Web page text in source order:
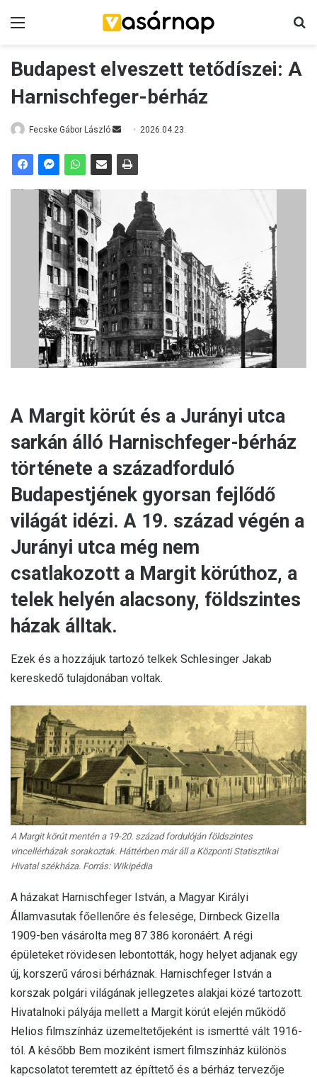
Budapest elveszett tetődíszei: A
Harnischfeger-bérház
Fecske Gábor László
n
e
m
a
i
l
2026.04.23.
A Margit körút és a Jurányi utca
sarkán álló Harnischfeger-bérház
története a századforduló
Budapestjének gyorsan fejlődő
világát idézi. A 19. század végén a
Jurányi utca még nem
csatlakozott a Margit körúthoz, a
telek helyén alacsony, földszintes
házak álltak.
Ezek és a hozzájuk tartozó telkek Schlesinger Jakab
kereskedő tulajdonában voltak.
A Margit körút mentén a 19-20. század fordulóján földszintes
vincellérházak sorakoztak. Háttérben már áll a Központi Statisztikai
Hivatal székháza. Forrás: Wikipédia
A házakat Harnischfeger István, a Magyar Királyi
Államvasutak főellenőre és felesége, Dirnbeck Gizella
1909-ben vásárolta meg 87 386 koronáért. A régi
épületeket rövidesen lebontották, hogy helyet adjanak egy
új, korszerű városi bérháznak. Harnischfeger István a
korszak polgári világának jellegzetes alakjai közé tartozott.
Hivatalnoki pályája mellett a Margit körút elején működő
Helios filmszínház üzemeltetőjeként is ismertté vált 1916-
tól. A később Bem moziként ismert filmszínház különös
kapcsolatot teremtett az építtető és a bérház tervezője